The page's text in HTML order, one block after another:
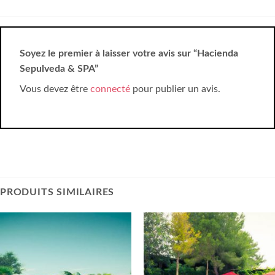
Soyez le premier à laisser votre avis sur “Hacienda
Sepulveda & SPA”
Vous devez être connecté pour publier un avis.
PRODUITS SIMILAIRES